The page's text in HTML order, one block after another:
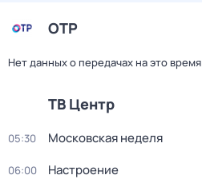
ОТР
Нет данных о передачах на это время
ТВ Центр
05:30 Московская неделя
06:00 Настроение